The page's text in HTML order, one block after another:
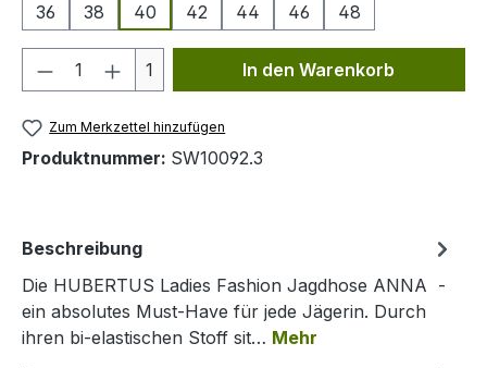
36
38 40 42 44 46 48
Produkt Anzahl: Gib den
1 In den Warenkorb
Zum Merkzettel hinzufügen
Produktnummer: SW10092.3
Beschreibung
Die HUBERTUS Ladies Fashion Jagdhose ANNA -
ein absolutes Must-Have für jede Jägerin. Durch
ihren bi-elastischen Stoff sit… Mehr